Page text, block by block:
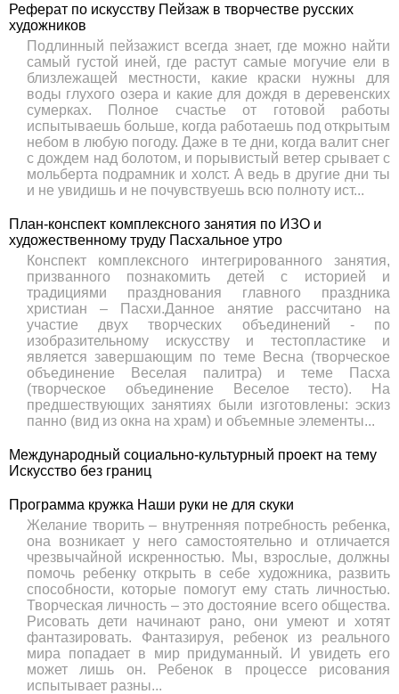
Реферат по искусству Пейзаж в творчестве русских
художников
Подлинный пейзажист всегда знает, где можно найти
самый густой иней, где растут самые могучие ели в
близлежащей местности, какие краски нужны для
воды глухого озера и какие для дождя в деревенских
сумерках. Полное счастье от готовой работы
испытываешь больше, когда работаешь под открытым
небом в любую погоду. Даже в те дни, когда валит снег
с дождем над болотом, и порывистый ветер срывает с
мольберта подрамник и холст. А ведь в другие дни ты
и не увидишь и не почувствуешь всю полноту ист...
План-конспект комплексного занятия по ИЗО и
художественному труду Пасхальное утро
Конспект комплексного интегрированного занятия,
призванного познакомить детей с историей и
традициями празднования главного праздника
христиан – Пасхи.Данное анятие рассчитано на
участие двух творческих объединений - по
изобразительному искусству и тестопластике и
является завершающим по теме Весна (творческое
объединение Веселая палитра) и теме Пасха
(творческое объединение Веселое тесто). На
предшествующих занятиях были изготовлены: эскиз
панно (вид из окна на храм) и объемные элементы...
Международный социально-культурный проект на тему
Искусство без границ
Программа кружка Наши руки не для скуки
Желание творить – внутренняя потребность ребенка,
она возникает у него самостоятельно и отличается
чрезвычайной искренностью. Мы, взрослые, должны
помочь ребенку открыть в себе художника, развить
способности, которые помогут ему стать личностью.
Творческая личность – это достояние всего общества.
Рисовать дети начинают рано, они умеют и хотят
фантазировать. Фантазируя, ребенок из реального
мира попадает в мир придуманный. И увидеть его
может лишь он. Ребенок в процессе рисования
испытывает разны...